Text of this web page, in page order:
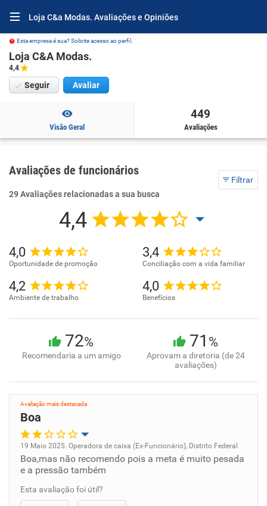
Loja C&a Modas. Avaliações e Opiniões
Esta empresa é sua? Solicite acesso ao perfil.
Loja C&A Modas.
4,4
Seguir Avaliar
Visão Geral
449
Avaliações
Avaliações de funcionários
Filtrar
29 Avaliações relacionadas a sua busca
4,4
4,0
Oportunidade de promoção
3,4
Conciliação com a vida familiar
4,2
Ambiente de trabalho
4,0
Benefícios
72%
Recomendaria a um amigo
71 %
Aprovam a diretoria (de 24
avaliações)
Avaliação mais destacada
Boa
Oportunidade de promoção
Ambiente de trabalho
19 Maio 2025. Operadora de caixa (Ex-Funcionário), Distrito Federal
Boa,mas não recomendo pois a meta é muito pesada
e a pressão também
Esta avaliação foi útil?